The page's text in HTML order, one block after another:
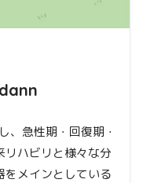
、急性期・回復期・
ハビリと様々な分
をメインとしている